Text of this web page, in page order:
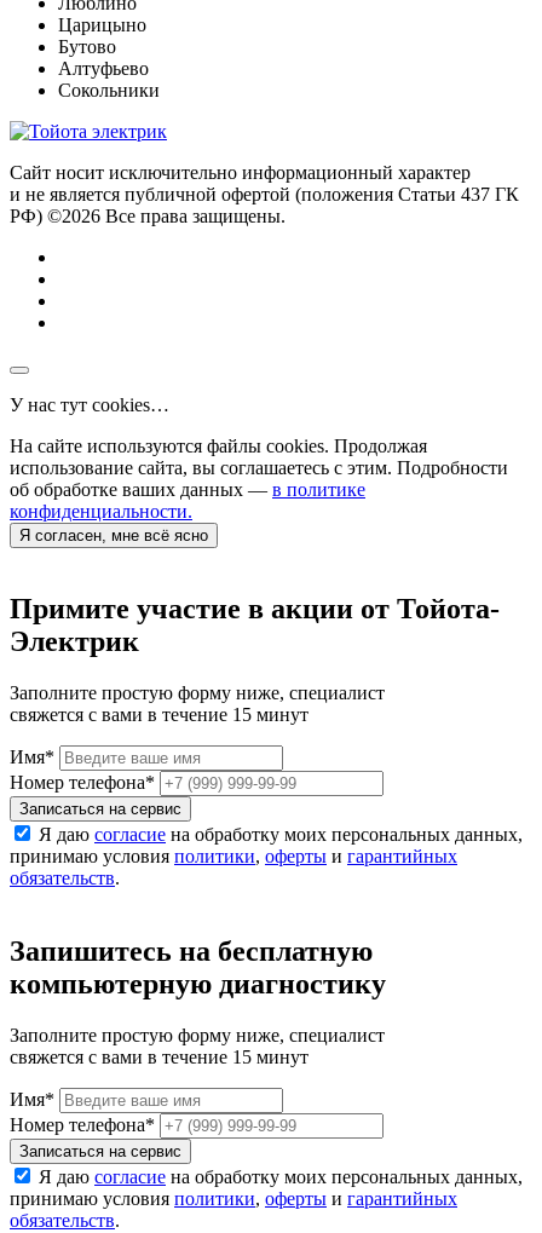
Царицыно
Бутово
Алтуфьево
Сокольники
Сайт носит исключительно информационный характер
и не является публичной офертой (положения Статьи 437 ГК
РФ) ©2026 Все права защищены.
У нас тут cookies…
На сайте используются файлы cookies. Продолжая
использование сайта, вы соглашаетесь с этим. Подробности
об обработке ваших данных — в политике
конфиденциальности.
Я согласен, мне всё ясно
Примите участие в акции от Тойота-
Электрик
Заполните простую форму ниже, специалист
свяжется с вами в течение 15 минут
Имя*
Номер телефона*
Записаться на сервис
Я даю согласие на обработку моих персональных данных,
принимаю условия политики, оферты и гарантийных
обязательств.
Запишитесь на бесплатную
компьютерную диагностику
Заполните простую форму ниже, специалист
свяжется с вами в течение 15 минут
Имя*
Номер телефона*
Записаться на сервис
Я даю согласие на обработку моих персональных данных,
принимаю условия политики, оферты и гарантийных
обязательств.